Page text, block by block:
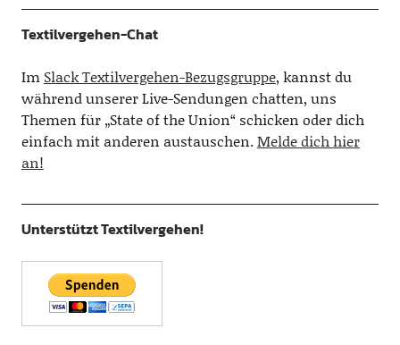
Textilvergehen-Chat
Im Slack Textilvergehen-Bezugsgruppe, kannst du
während unserer Live-Sendungen chatten, uns
Themen für „State of the Union“ schicken oder dich
einfach mit anderen austauschen.Melde dich hier
an!
Unterstützt Textilvergehen!